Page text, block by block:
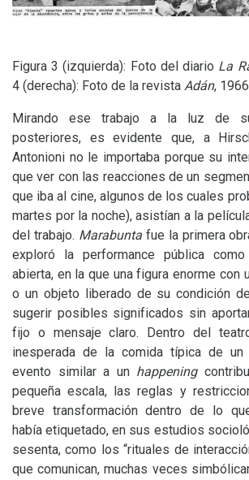
Figura 3 (izquierda): Foto del diario La
4 (derecha): Foto de la revista Adán,
Mirando ese trabajo a la luz de
posteriores, es evidente que, a
Antonioni no le importaba porque su
que ver con las reacciones de un
que iba al cine, algunos de los cuales
martes por la noche), asistían a la
del trabajo. Marabunta fue la primera
exploró la performance pública como
abierta, en la que una figura enorme con
o un objeto liberado de su condición
sugerir posibles significados sin
fijo o mensaje claro. Dentro del
inesperada de la comida típica de un
evento similar a un happening
pequeña escala, las reglas y
breve transformación dentro de lo
había etiquetado, en sus estudios
sesenta, como los “rituales de
que comunican, muchas veces